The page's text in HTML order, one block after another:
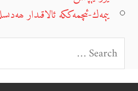
يېمەك-ئىچمەككە ئالاقىدار